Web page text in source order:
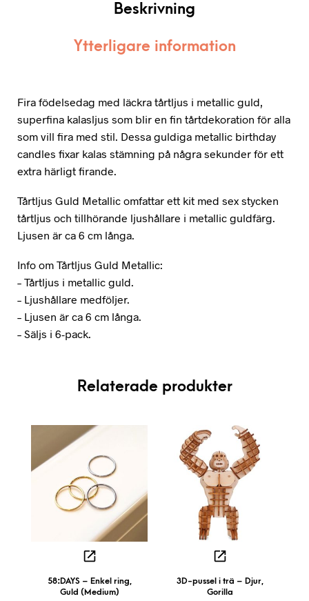
Beskrivning
Ytterligare information
Fira födelsedag med läckra tårtljus i metallic guld,
superfina kalasljus som blir en fin tårtdekoration för alla
som vill fira med stil. Dessa guldiga metallic birthday
candles fixar kalas stämning på några sekunder för ett
extra härligt firande.
Tårtljus Guld Metallic omfattar ett kit med sex stycken
tårtljus och tillhörande ljushållare i metallic guldfärg.
Ljusen är ca 6 cm långa.
Info om Tårtljus Guld Metallic:
– Tårtljus i metallic guld.
– Ljushållare medföljer.
– Ljusen är ca 6 cm långa.
– Säljs i 6-pack.
Relaterade produkter
58:DAYS – Enkel ring,
Guld (Medium)
3D-pussel i trä – Djur,
Gorilla